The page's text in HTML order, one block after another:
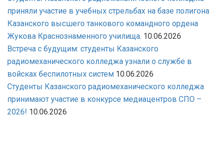
приняли участие в учебных стрельбах на базе полигона
Казанского высшего танкового командного ордена
Жукова Краснознаменного училища. 10.06.2026
Встреча с будущим: студенты Казанского
радиомеханического колледжа узнали о службе в
войсках беспилотных систем 10.06.2026
Студенты Казанского радиомеханического колледжа
принимают участие в конкурсе медиацентров СПО –
2026! 10.06.2026